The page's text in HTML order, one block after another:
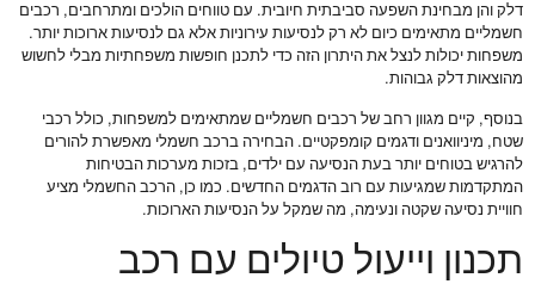
דלק והן מבחינת השפעה סביבתית חיובית. עם טווחים הולכים ומתרחבים, רכבים
חשמליים מתאימים כיום לא רק לנסיעות עירוניות אלא גם לנסיעות ארוכות יותר.
משפחות יכולות לנצל את היתרון הזה כדי לתכנן חופשות משפחתיות מבלי לחשוש
מהוצאות דלק גבוהות.
בנוסף, קיים מגוון רחב של רכבים חשמליים שמתאימים למשפחות, כולל רכבי
שטח, מיניוואנים ודגמים קומפקטיים. הבחירה ברכב חשמלי מאפשרת להורים
להרגיש בטוחים יותר בעת הנסיעה עם ילדים, בזכות מערכות הבטיחות
המתקדמות שמגיעות עם רוב הדגמים החדשים. כמו כן, הרכב החשמלי מציע
חוויית נסיעה שקטה ונעימה, מה שמקל על הנסיעות הארוכות.
תכנון וייעול טיולים עם רכב